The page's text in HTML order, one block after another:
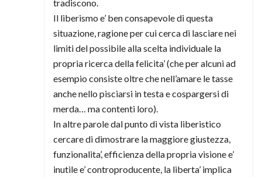
tradiscono.
Il liberismo e’ ben consapevole di questa
situazione, ragione per cui cerca di lasciare nei
limiti del possibile alla scelta individuale la
propria ricerca della felicita’ (che per alcuni ad
esempio consiste oltre che nell’amare le tasse
anche nello pisciarsi in testa e cospargersi di
merda… ma contenti loro).
In altre parole dal punto di vista liberistico
cercare di dimostrare la maggiore giustezza,
funzionalita’, efficienza della propria visione e’
inutile e’ controproducente, la liberta’ implica